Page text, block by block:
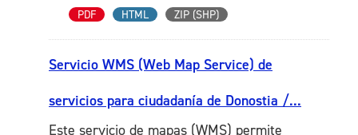
PDF HTML ZIP (SHP)
Servicio WMS (Web Map Service) de
servicios para ciudadanía de Donostia /...
Este servicio de mapas (WMS) permite